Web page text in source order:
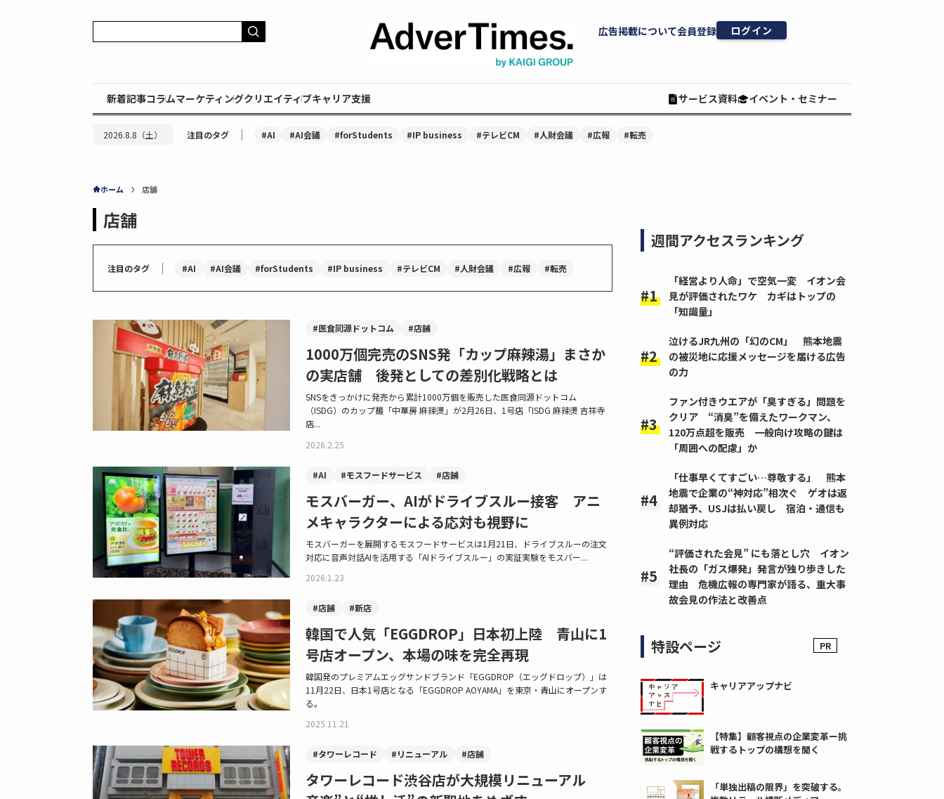
広告掲載について会員登録 ログイン
新着記事コラムマーケティングクリエイティブキャリア支援 サービス資料 イベント・セミナー
2026.8.8（土） 注目のタグ ｜ #AI #AI会議 #forStudents #IP business #テレビCM #人財会議 #広報 #転売
ホーム 店舗
店舗
注目のタグ ｜ #AI #AI会議 #forStudents #IP business #テレビCM #人財会議 #広報 #転売
#医食同源ドットコム #店舗
1000万個完売のSNS発「カップ麻辣湯」まさか
の実店舗 後発としての差別化戦略とは
SNSをきっかけに発売から累計1000万個を販売した医食同源ドットコム
（ISDG）のカップ麺「中華房 麻辣燙」が2月26日、1号店「ISDG 麻辣燙 吉祥寺
店...
2026.2.25
#AI #モスフードサービス #店舗
モスバーガー、AIがドライブスルー接客 アニ
メキャラクターによる応対も視野に
モスバーガーを展開するモスフードサービスは1月21日、ドライブスルーの注文
対応に音声対話AIを活用する「AIドライブスルー」の実証実験をモスバー...
2026.1.23
#店舗 #新店
韓国で人気「EGGDROP」日本初上陸 青山に1
号店オープン、本場の味を完全再現
韓国発のプレミアムエッグサンドブランド「EGGDROP（エッグドロップ）」は
11月22日、日本1号店となる「EGGDROP AOYAMA」を東京・青山にオープンす
る。
2025.11.21
#タワーレコード #リニューアル #店舗
タワーレコード渋谷店が大規模リニューアル
週間アクセスランキング
「経営より人命」で空気一変 イオン会
見が評価されたワケ カギはトップの
「知識量」
泣けるJR九州の「幻のCM」 熊本地震
の被災地に応援メッセージを届ける広告
の力
ファン付きウエアが「臭すぎる」問題を
クリア “消臭”を備えたワークマン、
120万点超を販売 一般向け攻略の鍵は
「周囲への配慮」か
「仕事早くてすごい…尊敬する」 熊本
地震で企業の“神対応”相次ぐ ゲオは返
却猶予、USJは払い戻し 宿泊・通信も
異例対応
“評価された会見” にも落とし穴 イオン
社長の「ガス爆発」発言が独り歩きした
理由 危機広報の専門家が語る、重大事
故会見の作法と改善点
特設ページ
キャリアアップナビ
【特集】顧客視点の企業変革ー挑
戦するトップの構想を聞く
「単独出稿の限界」を突破する。